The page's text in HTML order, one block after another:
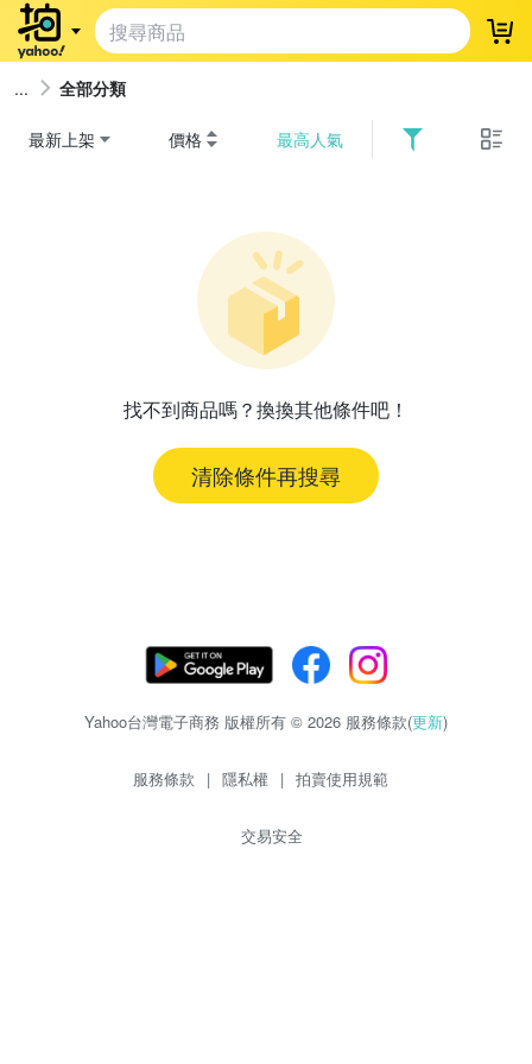
登
全部分類
最新上架 價格 最高人氣
找不到商品嗎？換換其他條件吧！
清除條件再搜尋
Yahoo台灣電子商務 版權所有 © 2026 服務條款(更新)
服務條款 | 隱私權 | 拍賣使用規範
交易安全